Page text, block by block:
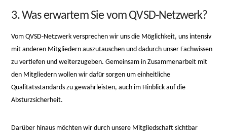
3. Was erwartem Sie vom QVSD-Netzwerk?
Vom QVSD-Netzwerk versprechen wir uns die Möglichkeit, uns intensiv
mit anderen Mitgliedern auszutauschen und dadurch unser Fachwissen
zu vertiefen und weiterzugeben. Gemeinsam in Zusammenarbeit mit
den Mitgliedern wollen wir dafür sorgen um einheitliche
Qualitätsstandards zu gewährleisten, auch im Hinblick auf die
Absturzsicherheit.
Darüber hinaus möchten wir durch unsere Mitgliedschaft sichtbar